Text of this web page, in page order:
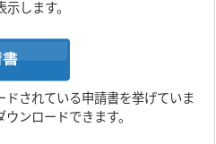
します。
ドされている申請書を挙げていま
ンロードできます。